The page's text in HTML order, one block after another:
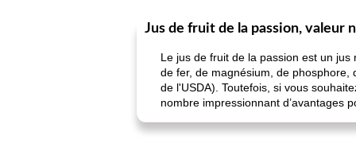
Jus de fruit de la passion, valeur
Le jus de fruit de la passion est un
de fer, de magnésium, de
de l'USDA). Toutefois, si vous
nombre impressionnant d’avantages